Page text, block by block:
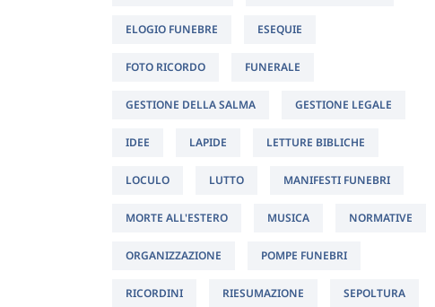
ELOGIO FUNEBRE ESEQUIE
FOTO RICORDO FUNERALE
GESTIONE DELLA SALMA GESTIONE LEGALE
IDEE LAPIDE LETTURE BIBLICHE
LOCULO LUTTO MANIFESTI FUNEBRI
MORTE ALL'ESTERO MUSICA NORMATIVE
ORGANIZZAZIONE POMPE FUNEBRI
RICORDINI RIESUMAZIONE SEPOLTURA